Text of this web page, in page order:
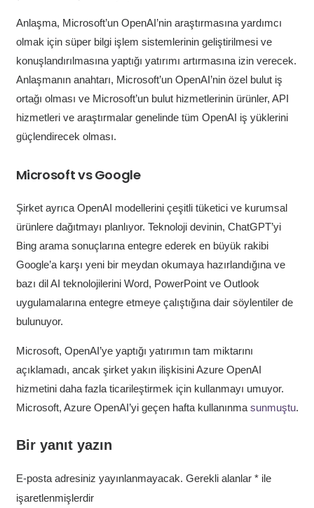
Anlaşma, Microsoft’un OpenAI’nin araştırmasına yardımcı
olmak için süper bilgi işlem sistemlerinin geliştirilmesi ve
konuşlandırılmasına yaptığı yatırımı artırmasına izin verecek.
Anlaşmanın anahtarı, Microsoft’un OpenAI’nin özel bulut iş
ortağı olması ve Microsoft’un bulut hizmetlerinin ürünler, API
hizmetleri ve araştırmalar genelinde tüm OpenAI iş yüklerini
güçlendirecek olması.
Microsoft vs Google
Şirket ayrıca OpenAI modellerini çeşitli tüketici ve kurumsal
ürünlere dağıtmayı planlıyor. Teknoloji devinin, ChatGPT’yi
Bing arama sonuçlarına entegre ederek en büyük rakibi
Google’a karşı yeni bir meydan okumaya hazırlandığına ve
bazı dil AI teknolojilerini Word, PowerPoint ve Outlook
uygulamalarına entegre etmeye çalıştığına dair söylentiler de
bulunuyor.
Microsoft, OpenAI’ye yaptığı yatırımın tam miktarını
açıklamadı, ancak şirket yakın ilişkisini Azure OpenAI
hizmetini daha fazla ticarileştirmek için kullanmayı umuyor.
Microsoft, Azure OpenAI’yi geçen hafta kullanınma sunmuştu.
Bir yanıt yazın
E-posta adresiniz yayınlanmayacak. Gerekli alanlar *ile
işaretlenmişlerdir